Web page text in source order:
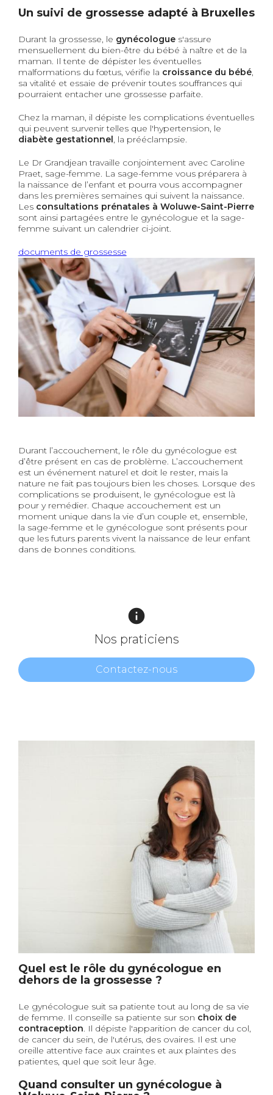
Un suivi de grossesse adapté à Bruxelles
Durant la grossesse, le gynécologue s'assure
mensuellement du bien-être du bébé à naître et de la
maman. Il tente de dépister les éventuelles
malformations du fœtus, vérifie la croissance du bébé,
sa vitalité et essaie de prévenir toutes souffrances qui
pourraient entacher une grossesse parfaite.
Chez la maman, il dépiste les complications éventuelles
qui peuvent survenir telles que l'hypertension, le
diabète gestationnel , la prééclampsie.
Le Dr Grandjean travaille conjointement avec Caroline
Praet, sage-femme. La sage-femme vous préparera à
la naissance de l’enfant et pourra vous accompagner
dans les premières semaines qui suivent la naissance.
Lesconsultations prénatales à Woluwe-Saint-Pierre
sont ainsi partagées entre le gynécologue et la sage-
femme suivant un calendrier ci-joint.
documents de grossesse
Durant l’accouchement, le rôle du gynécologue est
d’être présent en cas de problème. L’accouchement
est un événement naturel et doit le rester, mais la
nature ne fait pas toujours bien les choses. Lorsque des
complications se produisent, le gynécologue est là
pour y remédier. Chaque accouchement est un
moment unique dans la vie d’un couple et, ensemble,
la sage-femme et le gynécologue sont présents pour
que les futurs parents vivent la naissance de leur enfant
dans de bonnes conditions.
info
Nos praticiens
Contactez-nous
Quel est le rôle du gynécologue en
dehors de la grossesse ?
Le gynécologue suit sa patiente tout au long de sa vie
de femme. Il conseille sa patiente sur son choix de
contraception. Il dépiste l'apparition de cancer du col,
de cancer du sein, de l'utérus, des ovaires. Il est une
oreille attentive face aux craintes et aux plaintes des
patientes, quel que soit leur âge.
Quand consulter un gynécologue à